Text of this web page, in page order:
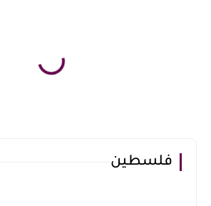
فلسطين